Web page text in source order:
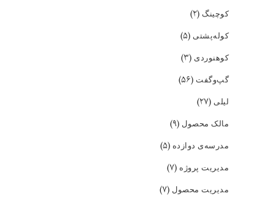
کوچینگ (۲)
کوله‌پشتی (۵)
کوهنوردی (۳)
گپ‌و‌گفت (۵۶)
لیلی (۲۷)
مالک محصول (۹)
مدرسه‌ی دوازده (۵)
مدیریت پروژه (۷)
مدیریت محصول (۷)